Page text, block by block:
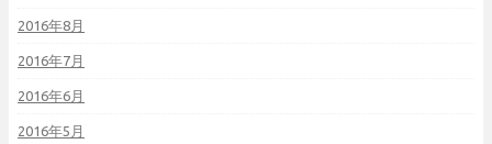
2016年8月
2016年7月
2016年6月
2016年5月